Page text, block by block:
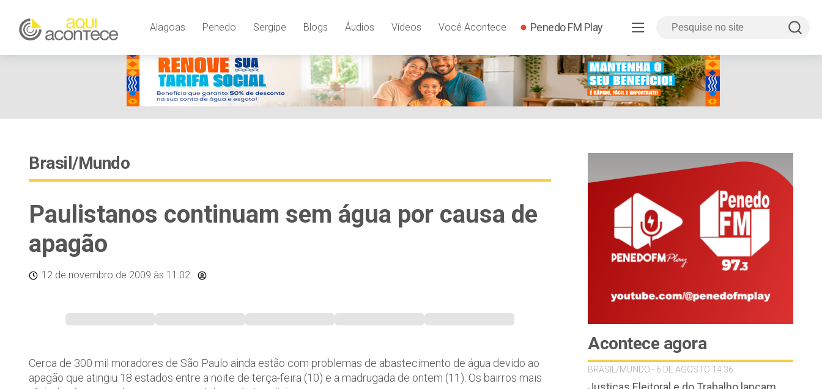
Alagoas Penedo Sergipe Blogs Áudios Vídeos Você Acontece Penedo FM Play
Brasil/Mundo
Paulistanos continuam sem água por causa de
apagão
12 de novembro de 2009 às 11:02
Cerca de 300 mil moradores de São Paulo ainda estão com problemas de abastecimento de água devido ao
apagão que atingiu 18 estados entre a noite de terça-feira (10) e a madrugada de ontem (11). Os bairros mais
Acontece agora
BRASIL/MUNDO - 6 DE AGOSTO 14:36